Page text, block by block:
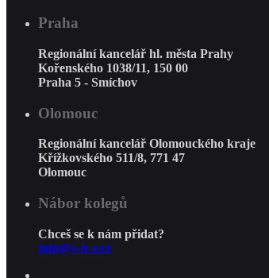
Praha
Regionální kancelář hl. města Prahy
Kořenského 1038/11, 150 00
Praha 5 - Smíchov
Olomouc
Regionální kancelář Olomouckého kraje
Křížkovského 511/8, 771 47
Olomouc
Nábor kolegů
Chceš se k nám přidat?
info@v-h-s.cz